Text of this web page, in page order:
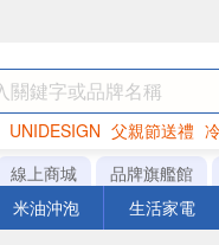
UNIDESIGN 父親節送禮
罐頭 海苔 洋芋片
線上商城 品牌旗艦館
米油沖泡 生活家電